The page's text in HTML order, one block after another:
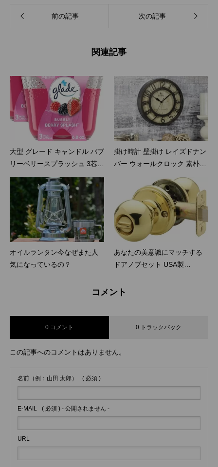
前の記事 次の記事
関連記事
大型 グレード キャンドル バブ
リーベリースプラッシュ 3芯
香り アロマキャンド ル
掛け時計 壁掛け レイズドナン
バー ウォールクロック 素朴な
アンティーク風 時計 20cm
オイルランタン今なぜまた人
気になっているの？
あなたの美意識にマッチする
ドアノブセット USA製
コメント
0 コメント 0 トラックバック
この記事へのコメントはありません。
名前（例：山田 太郎） ( 必須 )
E-MAIL ( 必須 ) - 公開されません -
URL